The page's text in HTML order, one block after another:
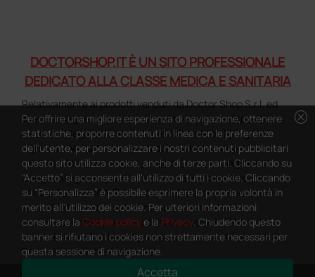
DOCTORSHOP.IT È UN SITO PROFESSIONALE
DEDICATO ALLA CLASSE MEDICA E SANITARIA
Relativamente ai prodotti venduti da Doctor Shop S.r.l. ed
aventi la seguente natura: dispositivi medici e dispositivi
medico – diagnostici in vitro, presidi medico chirurgici si
significa che: tutti i contenuti dei siti doctorshop.it e
salutefacile.it relativi a tali prodotti (testi, immagini, foto,
disegni, allegati e quant’altro) non hanno carattere né
natura di pubblicità. Tutti i contenuti devono intendersi e
sono di natura esclusivamente informativa e volti
esclusivamente a portare a conoscenza dei clienti e dei
potenziali clienti in fase di preacquisto i prodotti venduti da
Doctorshop attraverso la rete.
cancel
Per offrire una migliore esperienza di navigazione, ottenere
statistiche, proporre contenuti in linea con le preferenze
dell'utente, per personalizzare i nostri contenuti pubblicitari
questo sito utilizza cookie, anche di terze parti. Cliccando su
“Accetto” si acconsente all'utilizzo di tutti i cookie. Cliccando
su “Personalizza” è possibile esprimere la propria volontà in
merito all'utilizzo dei cookie. Per ulteriori informazioni
consultare la Cookie policye la Privacy. Chiudendo questo
banner si rifiutano i cookies non strettamente necessari per
questa sessione di navigazione.
Accetta